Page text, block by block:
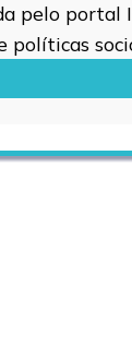
pelo portal
políticas